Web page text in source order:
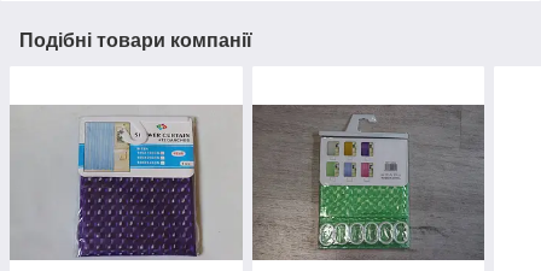
Подібні товари компанії